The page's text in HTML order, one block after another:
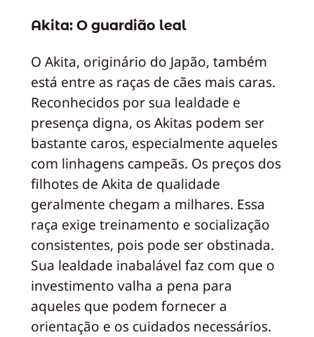
Akita: O guardião leal
O Akita, originário do Japão, também
está entre as raças de cães mais caras.
Reconhecidos por sua lealdade e
presença digna, os Akitas podem ser
bastante caros, especialmente aqueles
com linhagens campeãs. Os preços dos
filhotes de Akita de qualidade
geralmente chegam a milhares. Essa
raça exige treinamento e socialização
consistentes, pois pode ser obstinada.
Sua lealdade inabalável faz com que o
investimento valha a pena para
aqueles que podem fornecer a
orientação e os cuidados necessários.